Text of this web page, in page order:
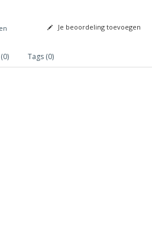
Je beoordeling toevoegen
Tags (0)